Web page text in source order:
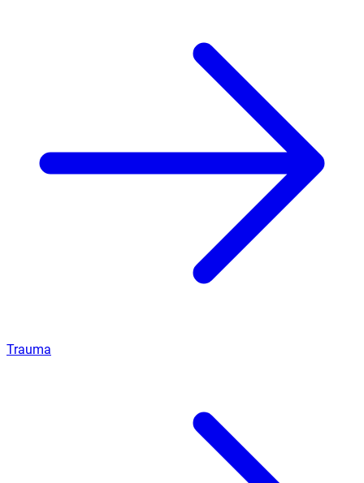
Trauma